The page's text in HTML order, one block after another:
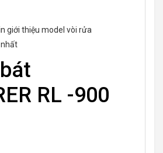
giới thiệu model vòi rửa
RL -900